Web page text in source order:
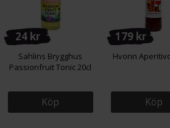
24 kr
Sahlins Brygghus
Passionfruit Tonic 20cl
Köp
179 kr
Hvonn
Köp